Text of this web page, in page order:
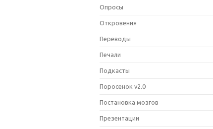
Опросы
Откровения
Переводы
Печали
Подкасты
Поросенок v2.0
Постановка мозгов
Презентации